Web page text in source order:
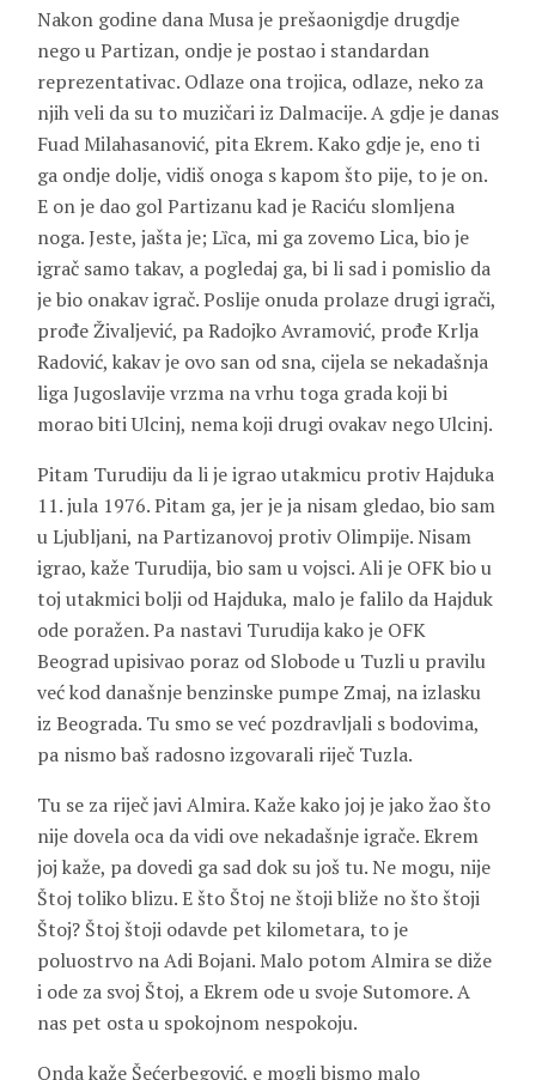
Nakon godine dana Musa je prešaonigdje drugdje
nego u Partizan, ondje je postao i standardan
reprezentativac. Odlaze ona trojica, odlaze, neko za
njih veli da su to muzičari iz Dalmacije. A gdje je danas
Fuad Milahasanović, pita Ekrem. Kako gdje je, eno ti
ga ondje dolje, vidiš onoga s kapom što pije, to je on.
E on je dao gol Partizanu kad je Raciću slomljena
noga. Jeste, jašta je; Lȉca, mi ga zovemo Lica, bio je
igrač samo takav, a pogledaj ga, bi li sad i pomislio da
je bio onakav igrač. Poslije onuda prolaze drugi igrači,
prođeŽivaljević, paRadojko Avramović, prođeKrlja
Radović, kakav je ovo san od sna, cijela se nekadašnja
liga Jugoslavije vrzma na vrhu toga grada koji bi
morao biti Ulcinj, nema koji drugi ovakav nego Ulcinj.
Pitam Turudiju da li je igrao utakmicu protiv Hajduka
11. jula 1976. Pitam ga, jer je ja nisam gledao, bio sam
u Ljubljani, na Partizanovoj protiv Olimpije. Nisam
igrao, kaže Turudija, bio sam u vojsci. Ali je OFK bio u
toj utakmici bolji od Hajduka, malo je falilo da Hajduk
ode poražen. Pa nastavi Turudija kako je OFK
Beograd upisivao poraz od Slobode u Tuzli u pravilu
već kod današnje benzinske pumpe Zmaj, na izlasku
iz Beograda. Tu smo se već pozdravljali s bodovima,
pa nismo baš radosno izgovarali riječ Tuzla.
Tu se za riječ javi Almira. Kaže kako joj je jako žao što
nije dovela oca da vidi ove nekadašnje igrače. Ekrem
joj kaže, pa dovedi ga sad dok su još tu. Ne mogu, nije
Štoj toliko blizu. E što Štoj ne štoji bliže no što štoji
Štoj? Štoj štoji odavde pet kilometara, to je
poluostrvo na Adi Bojani. Malo potom Almira se diže
i ode za svoj Štoj, a Ekrem ode u svoje Sutomore. A
nas pet osta u spokojnom nespokoju.
Onda kaže Šećerbegović, e mogli bismo malo